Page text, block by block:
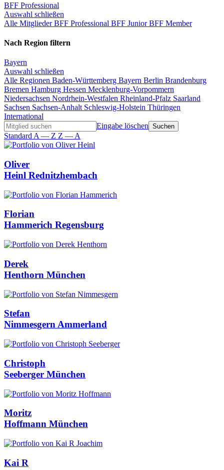
BFF Professional
Auswahl schließen
Alle MitgliederBFF Professional BFF JuniorBFF Member
Nach Region filtern
Bayern
Auswahl schließen
Alle Regionen Baden-Württemberg Bayern Berlin Brandenburg
Bremen Hamburg Hessen Mecklenburg-Vorpommern
Niedersachsen Nordrhein-Westfalen Rheinland-Pfalz Saarland
Sachsen Sachsen-Anhalt Schleswig-Holstein Thüringen
International
Eingabe löschen
Standard A — Z Z — A
Oliver
Heinl Rednitzhembach
Florian
Hammerich Regensburg
Derek
Henthorn München
Stefan
NimmesgernAmmerland
Christoph
Seeberger München
Moritz
Hoffmann München
Kai R